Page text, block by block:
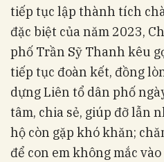
tiếp tục lập thành tích
đặc biệt của năm 2023,
phố Trần Sỹ Thanh kêu
tiếp tục đoàn kết, đồng
dựng Liên tổ dân phố
tâm, chia sẻ, giúp đỡ lẫn
hộ còn gặp khó khăn;
để con em không mắc